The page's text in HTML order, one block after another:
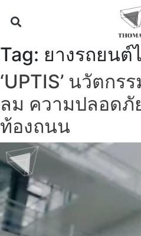
Tag: ยางรถยนต์
‘UPTIS’ นวัตกร
ลม ความปลอดภั
ท้องถนน